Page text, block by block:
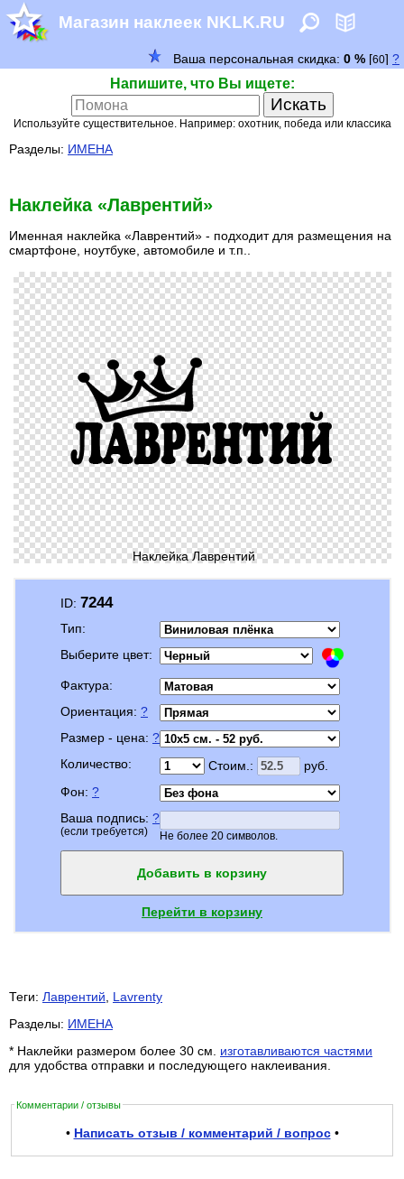
Магазин наклеек NKLK.RU
Напишите, что Вы ищете:
Используйте существительное. Например: охотник, победа или классика
Разделы: ИМЕНА
Наклейка «Лаврентий»
Именная наклейка «Лаврентий» - подходит для размещения на
смартфоне, ноутбуке, автомобиле и т.п..
Наклейка Лаврентий
ID: 7244
Тип:
Выберите цвет:
Фактура:
Ориентация: ?
Размер - цена: ?
Количество:
Стоим.:
руб.
Фон: ?
Ваша подпись: ?
(если требуется) Не более 20 символов.
Добавить в корзину
Перейти в корзину
Теги: Лаврентий
Lavrenty
Разделы: ИМЕНА
* Наклейки размером более 30 см. изготавливаются частями
для удобства отправки и последующего наклеивания.
Комментарии / отзывы
• Написать отзыв / комментарий / вопрос•